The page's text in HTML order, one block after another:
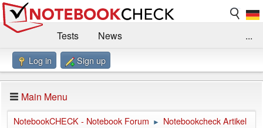
Tests
News
Benchmarks / Technik
Forum
Impressum
...
Log in Sign up
Main Menu
NotebookCHECK - Notebook Forum ► Notebookcheck Artikel